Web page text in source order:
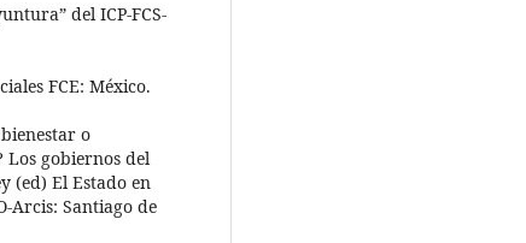
del ICP-FCS-
FCE: México.
o
gobiernos del
(ed) El Estado en
Arcis: Santiago de